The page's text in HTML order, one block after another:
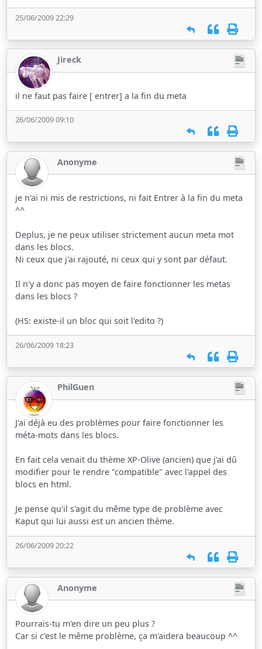
25/06/2009 22:29
Jireck
il ne faut pas faire [ entrer] a la fin du meta
26/06/2009 09:10
Anonyme
je n'ai ni mis de restrictions, ni fait Entrer à la fin du meta
^^
Deplus, je ne peux utiliser strictement aucun meta mot
dans les blocs.
Ni ceux que j'ai rajouté, ni ceux qui y sont par défaut.
Il n'y a donc pas moyen de faire fonctionner les metas
dans les blocs ?
(HS: existe-il un bloc qui soit l'edito ?)
26/06/2009 18:23
PhilGuen
J'ai déjà eu des problèmes pour faire fonctionner les
méta-mots dans les blocs.
En fait cela venait du thème XP-Olive (ancien) que j'ai dû
modifier pour le rendre "compatible" avec l'appel des
blocs en html.
Je pense qu'il s'agit du même type de problème avec
Kaput qui lui aussi est un ancien thème.
26/06/2009 20:22
Anonyme
Pourrais-tu m'en dire un peu plus ?
Car si c'est le même problème, ça m'aidera beaucoup ^^